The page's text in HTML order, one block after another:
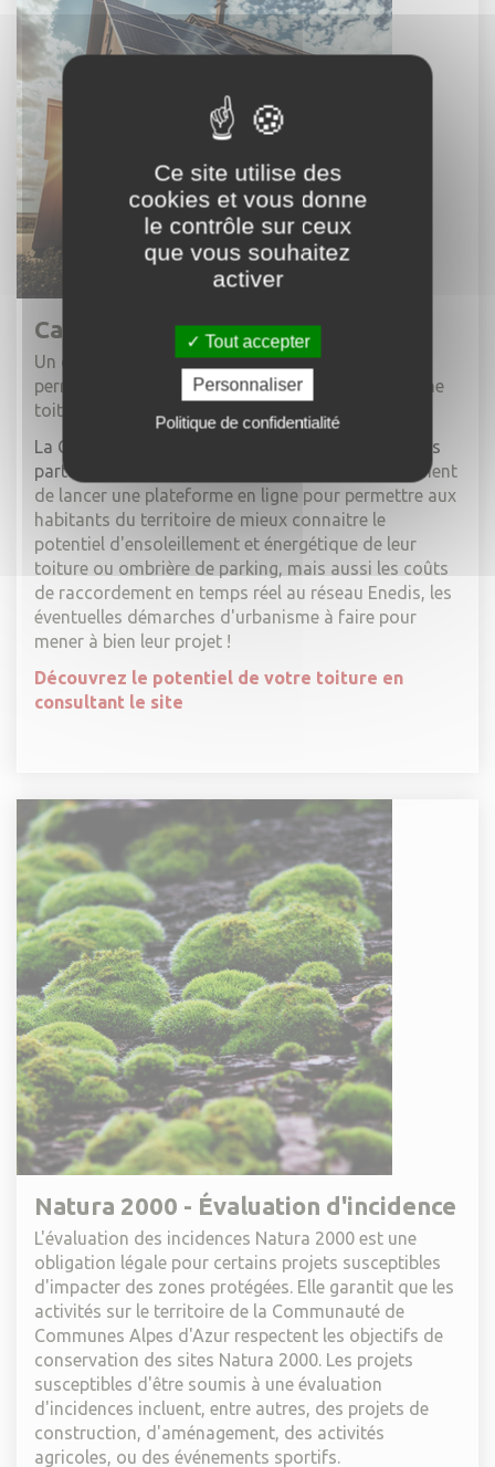
Cadastre solaire
Un cadastre solaire a pour objectif de vous
permettre de calculer le taux d'ensoleillement d'une
toiture sur une année.
La Communauté de Communes Alpes d'Azur et ses
partenaires du Pôle Métropolitain CAP Azur,
viennent
de lancer une plateforme en ligne pour permettre aux
habitants du territoire de mieux connaitre le
potentiel d'ensoleillement et énergétique de leur
toiture ou ombrière de parking, mais aussi les coûts
de raccordement en temps réel au réseau Enedis, les
éventuelles démarches d'urbanisme à faire pour
mener à bien leur projet !
Découvrez le potentiel de votre toiture en
consultant le site
Natura 2000 - Évaluation d'incidence
L'évaluation des incidences Natura 2000 est une
obligation légale pour certains projets susceptibles
d'impacter des zones protégées. Elle garantit que les
activités sur le territoire de la Communauté de
Communes Alpes d'Azur respectent les objectifs de
conservation des sites Natura 2000. Les projets
susceptibles d'être soumis à une évaluation
d'incidences incluent, entre autres, des projets de
construction, d'aménagement, des activités
agricoles, ou des événements sportifs.
Ce site utilise des
cookies et vous donne
le contrôle sur ceux
que vous souhaitez
activer
Tout accepter
Personnaliser
Politique de confidentialité